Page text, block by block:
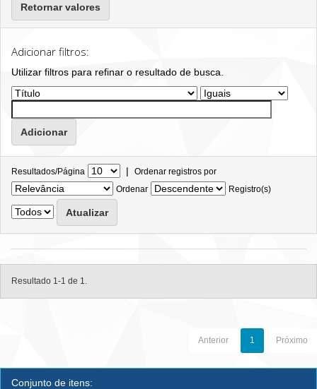
Retornar valores
Adicionar filtros:
Utilizar filtros para refinar o resultado de busca.
Resultados/Página | Ordenar registros por
Ordenar
Registro(s)
Resultado 1-1 de 1.
Anterior 1 Próximo
Conjunto de itens: